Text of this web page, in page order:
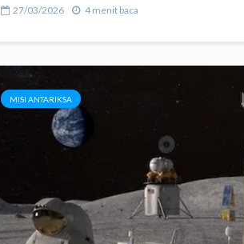
27/03/2026 4 menit baca
MISI ANTARIKSA